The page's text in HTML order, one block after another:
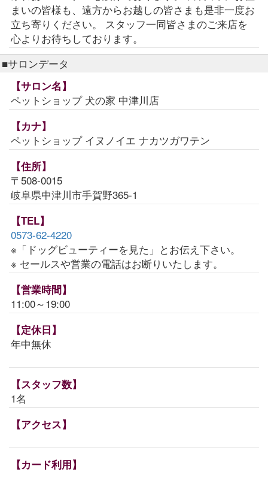
まいの皆様も、遠方からお越しの皆さまも是非一度お
立ち寄りください。 スタッフ一同皆さまのご来店を
心よりお待ちしております。
■サロンデータ
【サロン名】
ペットショップ 犬の家 中津川店
【カナ】
ペットショップ イヌノイエ ナカツガワテン
【住所】
〒508-0015
岐阜県中津川市手賀野365-1
【TEL】
0573-62-4220
※「ドッグビューティーを見た」とお伝え下さい。
※ セールスや営業の電話はお断りいたします。
【営業時間】
11:00～19:00
【定休日】
年中無休
【スタッフ数】
1名
【アクセス】
【カード利用】